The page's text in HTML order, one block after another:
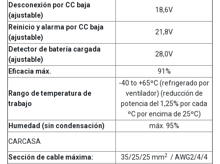
Desconexión por CC baja
(ajustable)
18,6V
Reinicio y alarma por CC baja
(ajustable)
21,8V
Detector de batería cargada
(ajustable)
28,0V
Eficacia máx. 91%
Rango de temperatura de
trabajo
-40 to +65ºC (refrigerado por
ventilador) (reducción de
potencia del 1,25% por cada
ºC por encima de 25ºC)
Humedad (sin condensación)
máx. 95%
CARCASA
Sección de cable máxima:
35/25/25 mm2/ AWG2/4/4